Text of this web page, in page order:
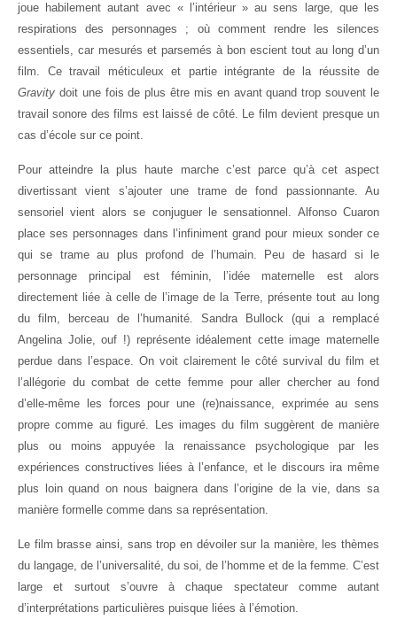
joue habilement autant avec « l’intérieur » au sens large, que les
respirations des personnages ; où comment rendre les silences
essentiels, car mesurés et parsemés à bon escient tout au long d’un
film. Ce travail méticuleux et partie intégrante de la réussite de
Gravity doit une fois de plus être mis en avant quand trop souvent le
travail sonore des films est laissé de côté. Le film devient presque un
cas d’école sur ce point.
Pour atteindre la plus haute marche c’est parce qu’à cet aspect
divertissant vient s’ajouter une trame de fond passionnante. Au
sensoriel vient alors se conjuguer le sensationnel. Alfonso Cuaron
place ses personnages dans l’infiniment grand pour mieux sonder ce
qui se trame au plus profond de l’humain. Peu de hasard si le
personnage principal est féminin, l’idée maternelle est alors
directement liée à celle de l’image de la Terre, présente tout au long
du film, berceau de l’humanité. Sandra Bullock (qui a remplacé
Angelina Jolie, ouf !) représente idéalement cette image maternelle
perdue dans l’espace. On voit clairement le côté survival du film et
l’allégorie du combat de cette femme pour aller chercher au fond
d’elle-même les forces pour une (re)naissance, exprimée au sens
propre comme au figuré. Les images du film suggèrent de manière
plus ou moins appuyée la renaissance psychologique par les
expériences constructives liées à l’enfance, et le discours ira même
plus loin quand on nous baignera dans l’origine de la vie, dans sa
manière formelle comme dans sa représentation.
Le film brasse ainsi, sans trop en dévoiler sur la manière, les thèmes
du langage, de l’universalité, du soi, de l’homme et de la femme. C’est
large et surtout s’ouvre à chaque spectateur comme autant
d’interprétations particulières puisque liées à l’émotion.